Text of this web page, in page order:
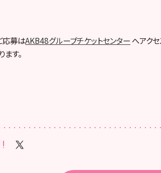
応募はAKB48グループチケットセンター へアク
す。